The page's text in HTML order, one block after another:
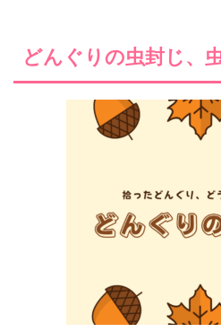
どんぐりの虫封じ、